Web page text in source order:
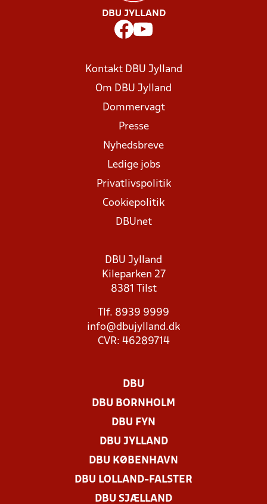
DBU JYLLAND
Kontakt DBU Jylland
Om DBU Jylland
Dommervagt
Presse
Nyhedsbreve
Ledige jobs
Privatlivspolitik
Cookiepolitik
DBUnet
DBU Jylland
Kileparken 27
8381 Tilst
Tlf. 8939 9999
info@dbujylland.dk
CVR: 46289714
DBU
DBU BORNHOLM
DBU FYN
DBU JYLLAND
DBU KØBENHAVN
DBU LOLLAND-FALSTER
DBU SJÆLLAND